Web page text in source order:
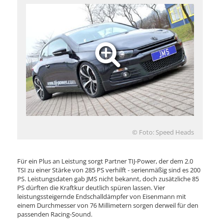
© Foto: Speed Heads
Für ein Plus an Leistung sorgt Partner TIJ-Power, der dem 2.0
TSI zu einer Stärke von 285 PS verhilft - serienmäßig sind es 200
PS. Leistungsdaten gab JMS nicht bekannt, doch zusätzliche 85
PS dürften die Kraftkur deutlich spüren lassen. Vier
leistungssteigernde Endschalldämpfer von Eisenmann mit
einem Durchmesser von 76 Millimetern sorgen derweil für den
passenden Racing-Sound.